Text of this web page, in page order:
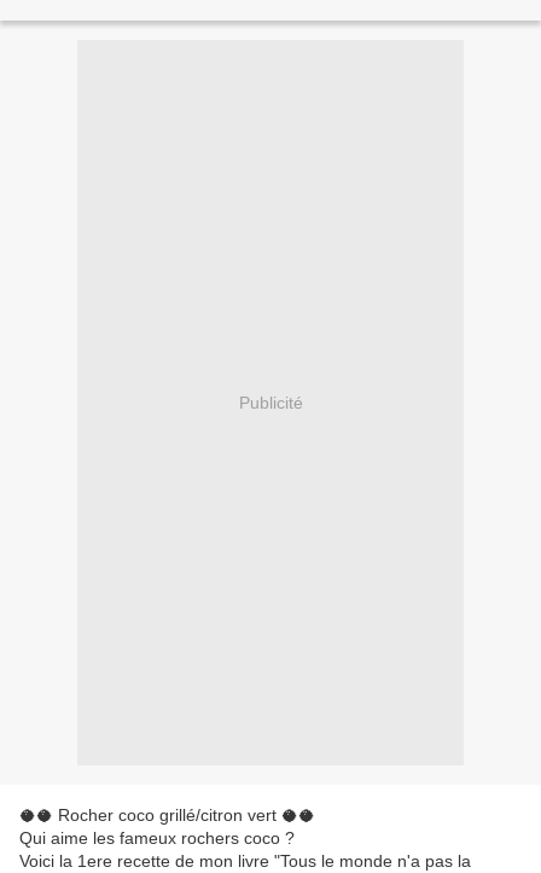
Publicité
🥥🥥 Rocher coco grillé/citron vert 🥥🥥
Qui aime les fameux rochers coco ?
Voici la 1ere recette de mon livre "Tous le monde n'a pas la